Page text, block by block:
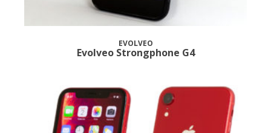
EVOLVEO
Evolveo Strongphone G4